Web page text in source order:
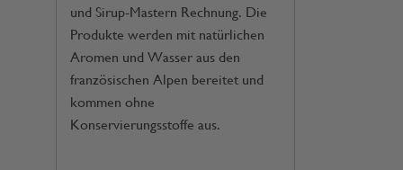
und Sirup-Mastern Rechnung. Die
Produkte werden mit natürlichen
Aromen und Wasser aus den
französischen Alpen bereitet und
kommen ohne
Konservierungsstoffe aus.